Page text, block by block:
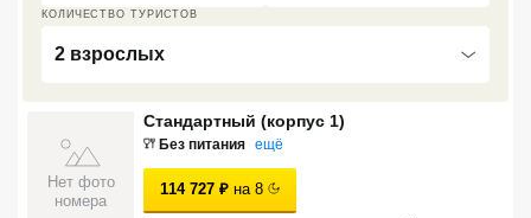
КОЛИЧЕСТВО ТУРИСТОВ
2 взрослых
Нет фото
номера
Стандартный (корпус 1)
Без питания ещё
114 727 ₽ на 8
ТОП 10 лучших отелей 5*
Лучшие отели 4* звезды
Недорогие отели 4*